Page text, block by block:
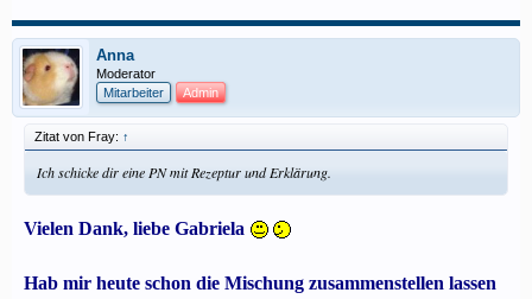
Anna
Moderator
Mitarbeiter
Admin
Zitat von Fray: ↑
Ich schicke dir eine PN mit Rezeptur und Erklärung.
Vielen Dank, liebe Gabriela
Hab mir heute schon die Mischung zusammenstellen lassen